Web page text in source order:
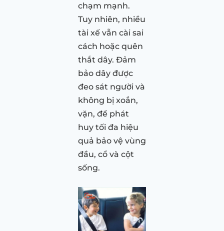
chạm mạnh.
Tuy nhiên, nhiều
tài xế vẫn cài sai
cách hoặc quên
thắt dây. Đảm
bảo dây được
đeo sát người và
không bị xoắn,
vặn, để phát
huy tối đa hiệu
quả bảo vệ vùng
đầu, cổ và cột
sống.